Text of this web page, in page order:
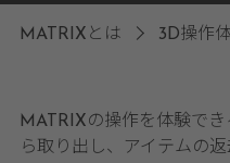
MATRIXとは 3D操作
MATRIXの操作を体験で
ら取り出し、アイテムの